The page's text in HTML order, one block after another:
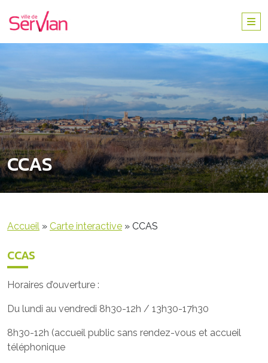
CCAS
Accueil » Carte interactive » CCAS
CCAS
Horaires d’ouverture :
Du lundi au vendredi 8h30-12h / 13h30-17h30
8h30-12h (accueil public sans rendez-vous et accueil
téléphonique